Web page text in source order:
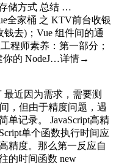
存储方式 总结 …
全家桶 之 KTV前台收银
去)；Vue 组件间的通
程师素养：第一部分；
你的 NodeJ…详情→
最近因为需求，需要测
，但由于精度问题，遇
单记录。 JavaScript高精
单个函数执行时间应
精度。那么第一反应自
的时间函数 new